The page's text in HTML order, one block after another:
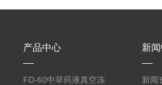
产品中心
FD-60中草药液真空冻
新
新闻